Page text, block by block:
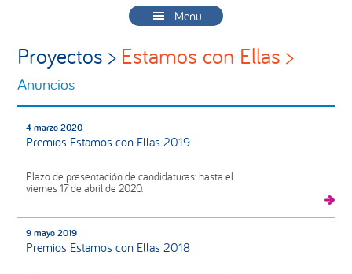
Menu
Proyectos > Estamos con Ellas >
Anuncios
4 marzo 2020
Premios Estamos con Ellas 2019
Plazo de presentación de candidaturas: hasta el
viernes 17 de abril de 2020.
9 mayo 2019
Premios Estamos con Ellas 2018